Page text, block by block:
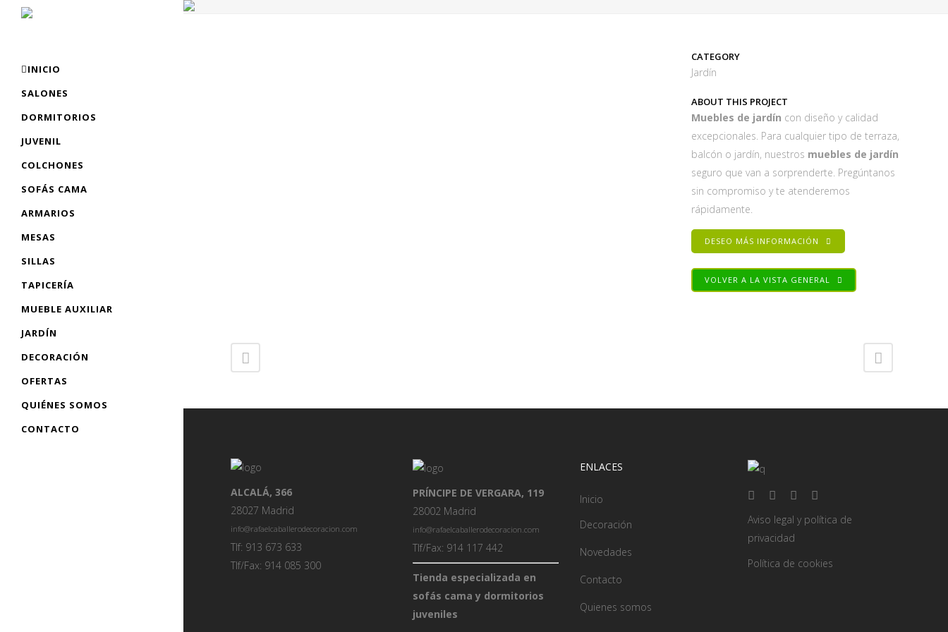
INICIO
SALONES
DORMITORIOS
JUVENIL
COLCHONES
SOFÁS CAMA
ARMARIOS
MESAS
SILLAS
TAPICERÍA
MUEBLE AUXILIAR
JARDÍN
DECORACIÓN
OFERTAS
QUIÉNES SOMOS
CONTACTO
CATEGORY
Jardín
ABOUT THIS PROJECT
Muebles de jardín con diseño y calidad
excepcionales. Para cualquier tipo de terraza,
balcón o jardín, nuestros muebles de jardín
seguro que van a sorprenderte. Pregúntanos
sin compromiso y te atenderemos
rápidamente.
DESEO MÁS INFORMACIÓN
VOLVER A LA VISTA GENERAL
ALCALÁ, 366
28027 Madrid
info@rafaelcaballerodecoracion.com
Tlf: 913 673 633
Tlf/Fax: 914 085 300
PRÍNCIPE DE VERGARA, 119
28002 Madrid
info@rafaelcaballerodecoracion.com
Tlf/Fax: 914 117 442
Tienda especializada en
sofás cama y dormitorios
juveniles
ENLACES
Inicio
Decoración
Novedades
Contacto
Quienes somos
Aviso legal y política de
privacidad
Política de cookies